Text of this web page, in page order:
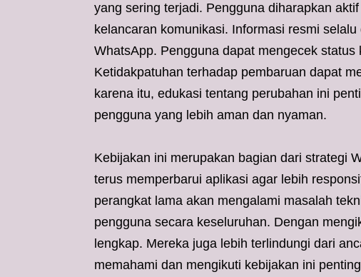
yang sering terjadi. Pengguna diharapkan
kelancaran komunikasi. Informasi resmi
WhatsApp. Pengguna dapat mengecek
Ketidakpatuhan terhadap pembaruan dapat
karena itu, edukasi tentang perubahan ini
pengguna yang lebih aman dan nyaman.
Kebijakan ini merupakan bagian dari strategi
terus memperbarui aplikasi agar lebih
perangkat lama akan mengalami masalah
pengguna secara keseluruhan. Dengan
lengkap. Mereka juga lebih terlindungi dari
memahami dan mengikuti kebijakan ini